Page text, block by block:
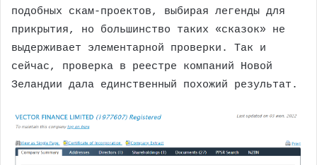
подобных скам-проектов, выбирая легенды для
прикрытия, но большинство таких «сказок» не
выдерживает элементарной проверки. Так и
сейчас, проверка в реестре компаний Новой
Зеландии дала единственный похожий результат.